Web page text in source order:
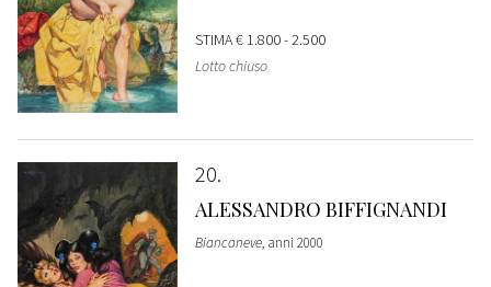
STIMA€ 1.800 - 2.500
Lotto chiuso
20
ALESSANDRO BIFFIGNANDI
Biancaneve, anni 2000